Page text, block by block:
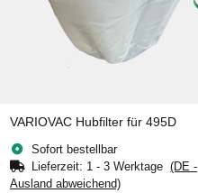
VARIOVAC Hubfilter für 495D
Sofort bestellbar
Lieferzeit: 1 - 3 Werktage(DE -
Ausland abweichend)